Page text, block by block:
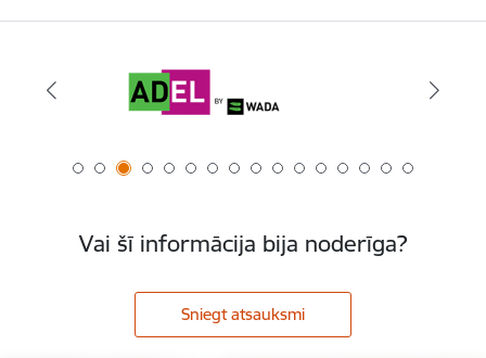
Vai šī informācija bija noderīga?
Sniegt atsauksmi